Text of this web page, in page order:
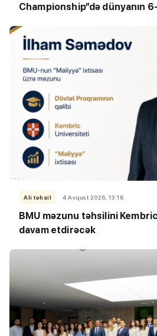
Championship”də dünyanın
Ali təhsil 4 Avqust 2026, 13:16
BMU məzunu təhsilini
davam etdirəcək